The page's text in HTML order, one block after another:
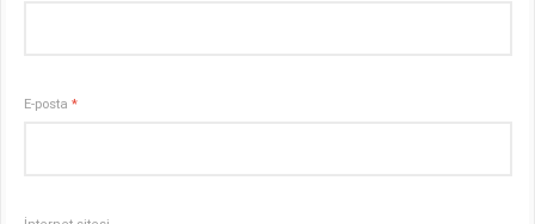
E-posta*